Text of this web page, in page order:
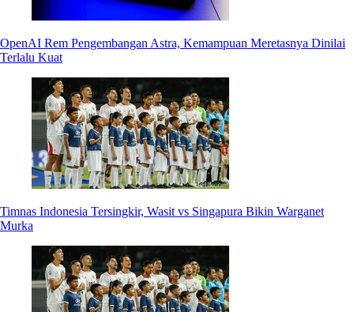
OpenAI Rem Pengembangan Astra, Kemampuan Meretasnya Dinilai
Terlalu Kuat
Timnas Indonesia Tersingkir, Wasit vs Singapura Bikin Warganet
Murka